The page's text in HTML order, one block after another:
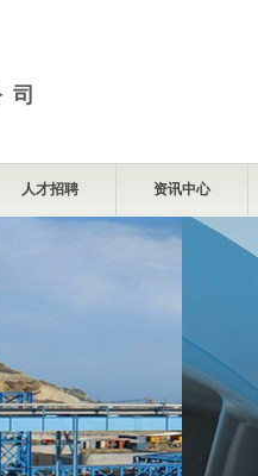
人才招聘 资讯中心